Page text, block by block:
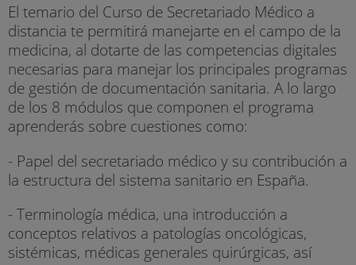
El temario del Curso de Secretariado Médico a
distancia te permitirá manejarte en el campo de la
medicina, al dotarte de las competencias digitales
necesarias para manejar los principales programas
de gestión de documentación sanitaria. A lo largo
de los 8 módulos que componen el programa
aprenderás sobre cuestiones como:
- Papel del secretariado médico y su contribución a
la estructura del sistema sanitario en España.
- Terminología médica, una introducción a
conceptos relativos a patologías oncológicas,
sistémicas, médicas generales quirúrgicas, así